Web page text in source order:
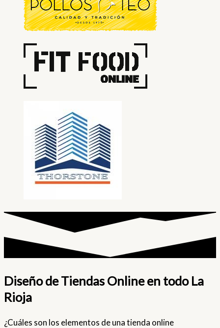
Diseño de Tiendas Online en todo La
Rioja
¿Cuáles son los elementos de una tienda online